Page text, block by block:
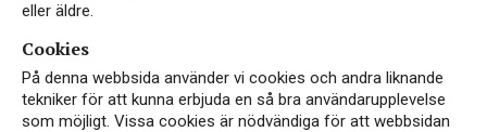
eller äldre.
Cookies
På denna webbsida använder vi cookies och andra liknande
tekniker för att kunna erbjuda en så bra användarupplevelse
som möjligt. Vissa cookies är nödvändiga för att webbsidan